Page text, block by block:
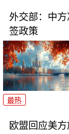
外交部：中
签政策
最热
欧盟回应美